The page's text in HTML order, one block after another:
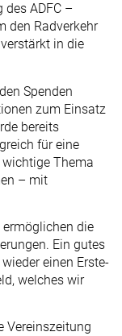
ADFC –
den Radverkehr
in die
Spenden
zum Einsatz
bereits
für eine
Thema
– mit
die
Ein gutes
einen Erste-
welches wir
Vereinszeitung